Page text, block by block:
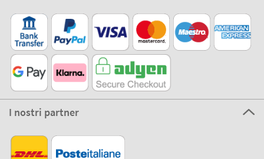
I nostri partner